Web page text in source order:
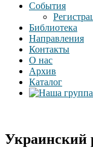
События
Библиотека
Направления
Контакты
О нас
Архив
Каталог
Украинский